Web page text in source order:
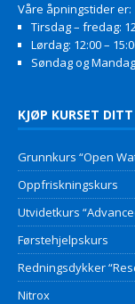
Våre åpningstider er:
Tirsdag – fredag:
Lørdag: 12:00 –
Søndag og
KJØP KURSET DITT
Grunnkurs “Open
Oppfriskningskurs
Utvidetkurs
Førstehjelpskurs
Redningsdykker
Nitrox